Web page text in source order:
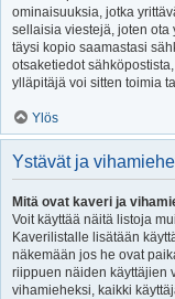
ominaisuuksia, jotka
sellaisia viestejä, joten
täysi kopio saamastasi
otsaketiedot
ylläpitäjä voi sitten toimia
Ylös
Ystävät ja
Mitä ovat kaveri ja
Voit käyttää näitä listoja
Kaverilistalle lisätään
näkemään jos he ovat
riippuen näiden käyttäjien
vihamieheksi, kaikki